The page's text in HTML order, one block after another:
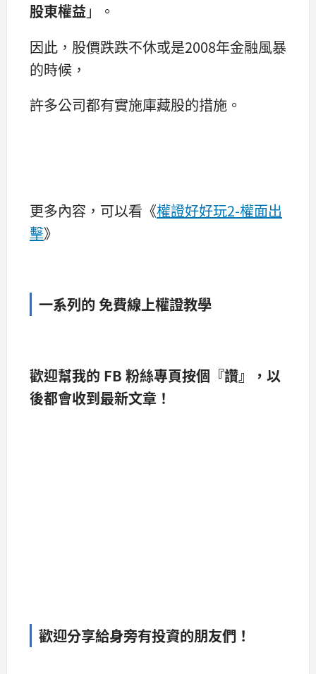
股東權益」。
因此，股價跌跌不休或是2008年金融風暴
的時候，
許多公司都有實施庫藏股的措施。
更多內容，可以看《權證好好玩2-權面出
擊》
一系列的 免費線上權證教學
歡迎幫我的 FB 粉絲專頁按個『讚』，以
後都會收到最新文章！
歡迎分享給身旁有投資的朋友們！